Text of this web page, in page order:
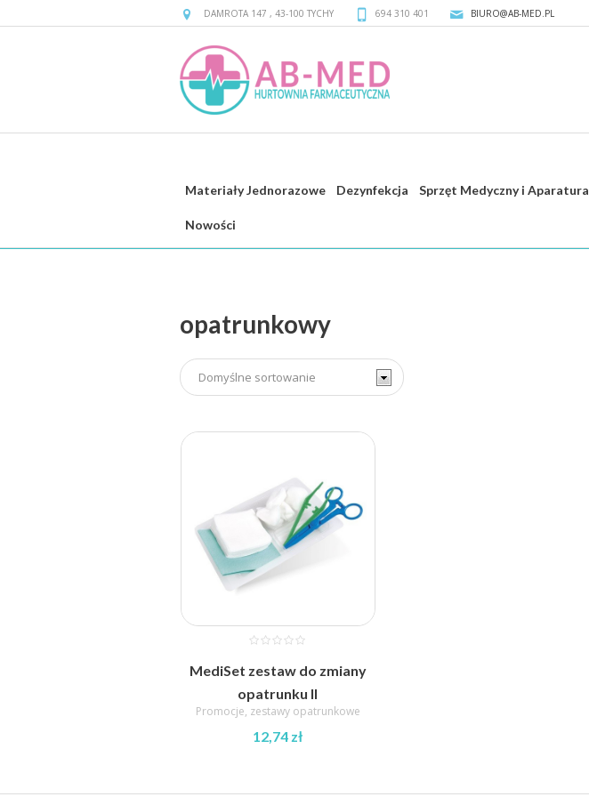
DAMROTA 147 , 43-100 TYCHY 694 310 401 BIURO@AB-MED.PL
Materiały Jednorazowe Dezynfekcja Sprzęt Medyczny i Aparatura
Nowości
opatrunkowy
opatrunkowy
MediSet zestaw do zmiany
opatrunku II
Promocje, zestawy opatrunkowe
12,74 zł